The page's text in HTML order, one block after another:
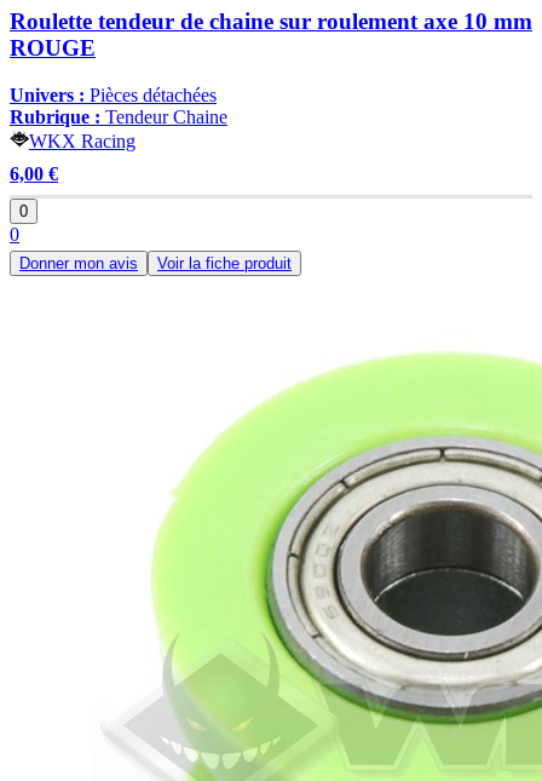
Roulette tendeur de chaine sur roulement axe 10 mm
ROUGE
Univers : Pièces détachées
Rubrique : Tendeur Chaine
WKX Racing
6,00 €
0
0
Donner mon avis Voir la fiche produit